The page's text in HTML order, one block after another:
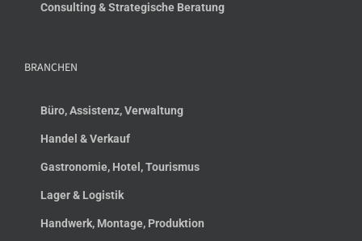
Consulting & Strategische Beratung
BRANCHEN
Büro, Assistenz, Verwaltung
Handel & Verkauf
Gastronomie, Hotel, Tourismus
Lager & Logistik
Handwerk, Montage, Produktion